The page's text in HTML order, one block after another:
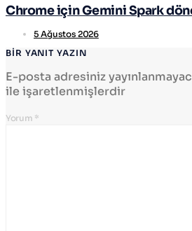
Chrome için Gemini Spark
5 Ağustos 2026
BIR YANIT YAZIN
E-posta adresiniz
ile işaretlenmişlerdir
Yorum *